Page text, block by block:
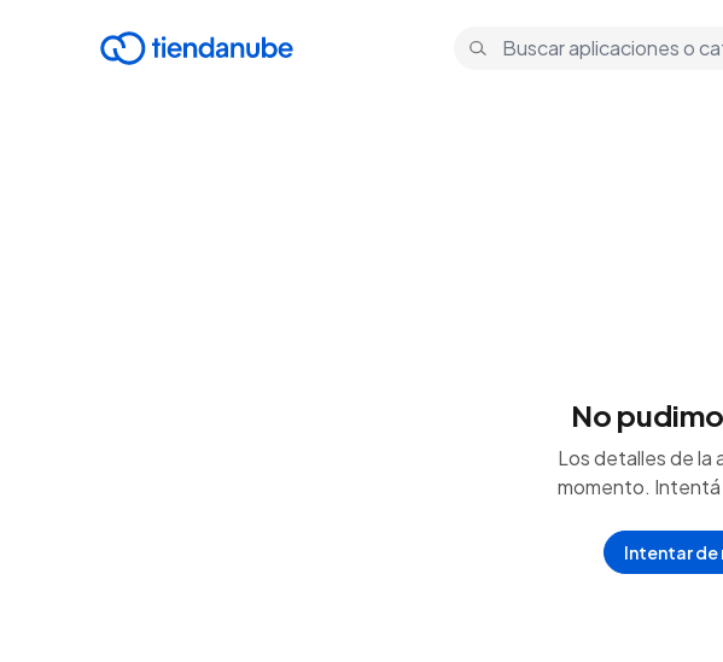
No
Los detalles de la
momento. Intentá
Intentar de